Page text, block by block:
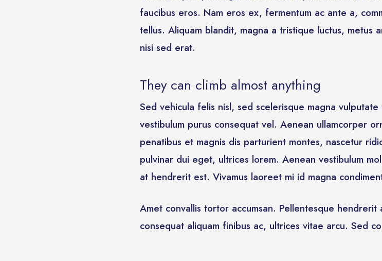
faucibus eros. Nam eros ex, fermentum ac ante a,
tellus. Aliquam blandit, magna a tristique luctus, metus
nisi sed erat.
They can climb almost anything
Sed vehicula felis nisl, sed scelerisque magna
vestibulum purus consequat vel. Aenean ullamcorper
penatibus et magnis dis parturient montes, nascetur
pulvinar dui eget, ultrices lorem. Aenean vestibulum
at hendrerit est. Vivamus laoreet mi id magna
Amet convallis tortor accumsan. Pellentesque
consequat aliquam finibus ac, ultrices vitae arcu. Sed